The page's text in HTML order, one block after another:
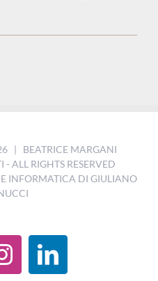
| BEATRICE MARGANI
- ALL RIGHTS RESERVED
INFORMATICA DI GIULIANO